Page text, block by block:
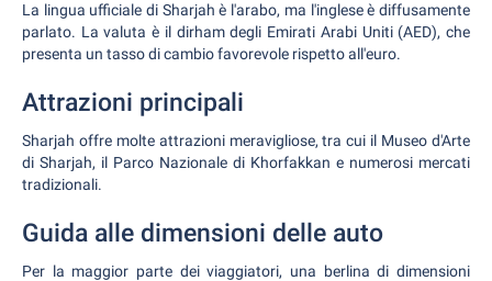
La lingua ufficiale di Sharjah è l'arabo, ma l'inglese è diffusamente
parlato. La valuta è il dirham degli Emirati Arabi Uniti (AED), che
presenta un tasso di cambio favorevole rispetto all'euro.
Attrazioni principali
Sharjah offre molte attrazioni meravigliose, tra cui il Museo d'Arte
di Sharjah, il Parco Nazionale di Khorfakkan e numerosi mercati
tradizionali.
Guida alle dimensioni delle auto
Per la maggior parte dei viaggiatori, una berlina di dimensioni